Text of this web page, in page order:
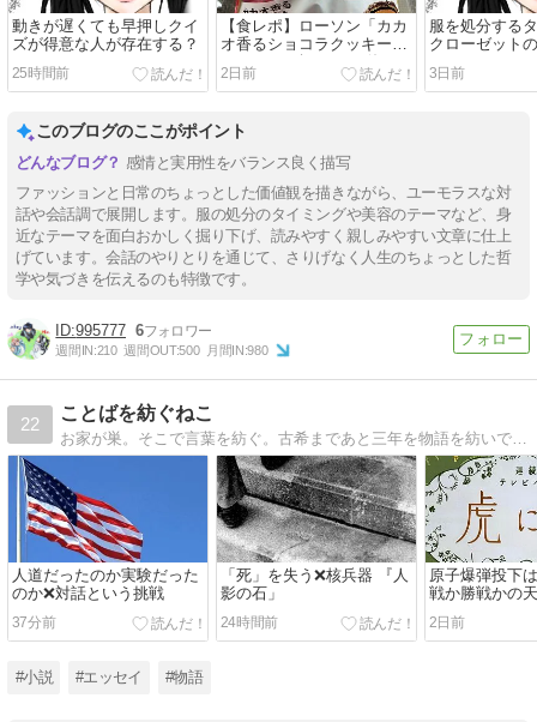
動きが遅くても早押しクイ
ズが得意な人が存在する？
25時間前
【食レポ】ローソン「カカ
オ香るショコラクッキーシ
ュー(ベルギーチョコ使
用)」を食べてみた感想
2日前
服を処分する
クローゼット
3日前
このブログのここがポイント
感情と実用性をバランス良く描写
ファッションと日常のちょっとした価値観を描きながら、ユーモラスな対
話や会話調で展開します。服の処分のタイミングや美容のテーマなど、身
近なテーマを面白おかしく掘り下げ、読みやすく親しみやすい文章に仕上
げています。会話のやりとりを通じて、さりげなく人生のちょっとした哲
学や気づきを伝えるのも特徴です。
995777 6
週間IN:210 週間OUT:500 月間IN:980
22
ことばを紡ぐねこ
お家が巣。そこで言葉を紡ぐ。古希まであと三年を物語を紡いで遊び、塾老の日々を独りごち、変わりゆく世への思いを投げかけ、この巣でぬくぬく過ごします。よろしかったら、ぜひ、お寄りください。
人道だったのか実験だった
のか❌対話という挑戦
38分前
「死」を失う❌核兵器 『人
影の石」
24時間前
原子爆弾投下
戦か勝戦かの
2日前
#小説 #エッセイ #物語